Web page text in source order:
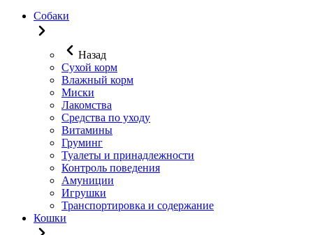
Собаки
Назад
Сухой корм
Влажный корм
Миски
Лакомства
Средства по уходу
Витамины
Груминг
Туалеты и принадлежности
Контроль поведения
Амуниции
Игрушки
Транспортировка и содержание
Кошки